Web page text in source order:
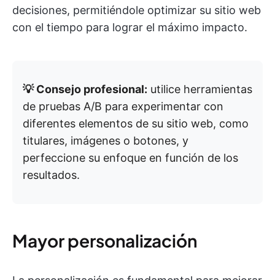
decisiones, permitiéndole optimizar su sitio web
con el tiempo para lograr el máximo impacto.
💡 Consejo profesional: utilice herramientas
de pruebas A/B para experimentar con
diferentes elementos de su sitio web, como
titulares, imágenes o botones, y
perfeccione su enfoque en función de los
resultados.
Mayor personalización